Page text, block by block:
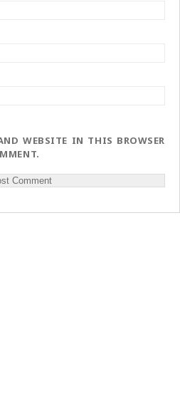
WEBSITE IN THIS BROWSER